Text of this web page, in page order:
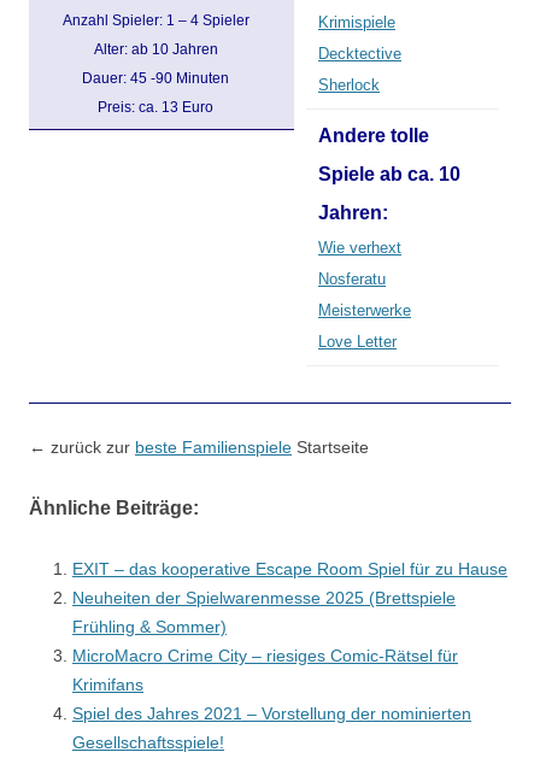
Anzahl Spieler: 1 – 4 Spieler
Alter: ab 10 Jahren
Dauer: 45 -90 Minuten
Preis: ca. 13 Euro
Krimispiele
Decktective
Sherlock
Andere tolle
Spiele ab ca. 10
Jahren:
Wie verhext
Nosferatu
Meisterwerke
Love Letter
← zurück zur beste Familienspiele Startseite
Ähnliche Beiträge:
EXIT – das kooperative Escape Room Spiel für zu Hause
Neuheiten der Spielwarenmesse 2025 (Brettspiele
Frühling & Sommer)
MicroMacro Crime City – riesiges Comic-Rätsel für
Krimifans
Spiel des Jahres 2021 – Vorstellung der nominierten
Gesellschaftsspiele!